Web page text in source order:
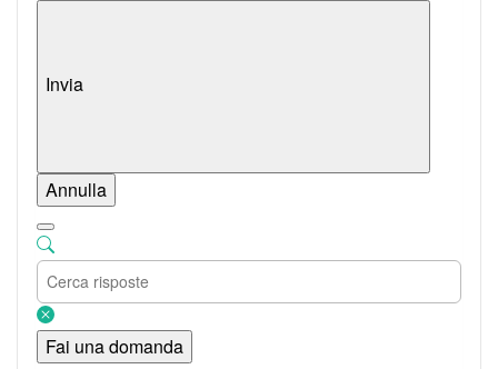
Invia
Annulla
Fai una domanda